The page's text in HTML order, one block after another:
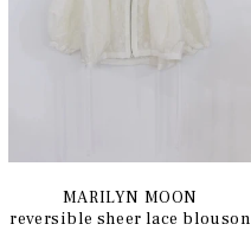
MARILYN MOON
reversible sheer lace blouson